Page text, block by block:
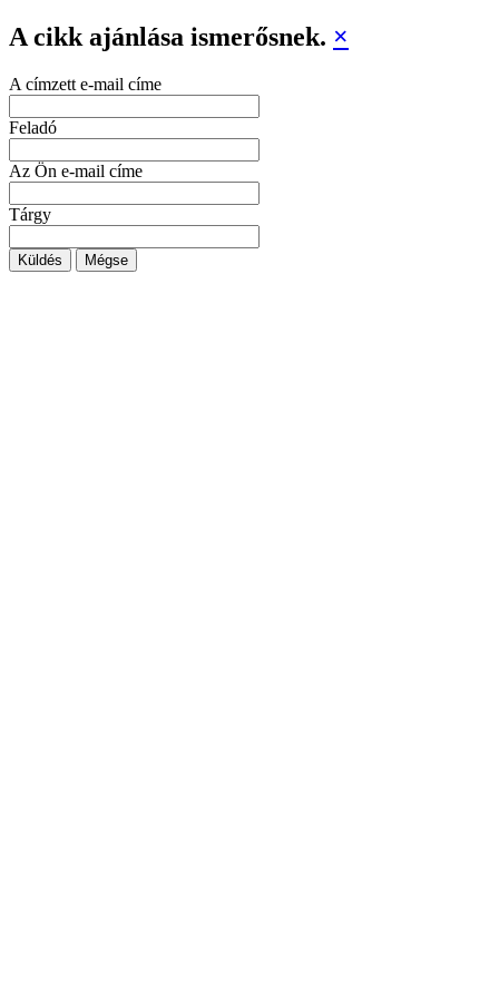
A cikk ajánlása ismerősnek. ×
A címzett e-mail címe
Feladó
Az Ön e-mail címe
Tárgy
Küldés Mégse